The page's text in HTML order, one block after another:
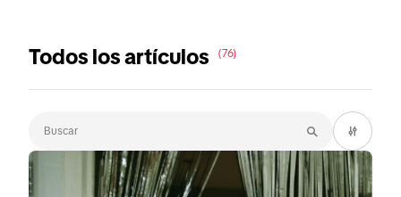
Todos los artículos (76)